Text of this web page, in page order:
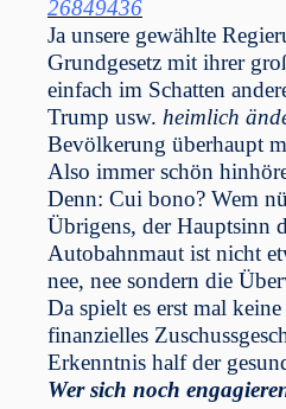
26849436
Ja unsere gewählte
Grundgesetz mit ihrer
einfach im Schatten
Trump usw. heimlich
Bevölkerung überhaupt
Also immer schön
Denn: Cui bono? Wem
Übrigens, der Hauptsinn
Autobahnmaut ist nicht
nee, nee sondern die
Da spielt es erst mal
finanzielles
Erkenntnis half der
Wer sich noch